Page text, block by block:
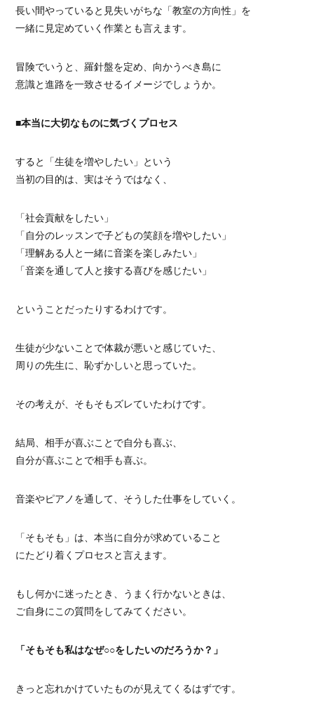
長い間やっていると見失いがちな「教室の方向性」を
一緒に見定めていく作業とも言えます。
冒険でいうと、羅針盤を定め、向かうべき島に
意識と進路を一致させるイメージでしょうか。
■本当に大切なものに気づくプロセス
すると「生徒を増やしたい」という
当初の目的は、実はそうではなく、
「社会貢献をしたい」
「自分のレッスンで子どもの笑顔を増やしたい」
「理解ある人と一緒に音楽を楽しみたい」
「音楽を通して人と接する喜びを感じたい」
ということだったりするわけです。
生徒が少ないことで体裁が悪いと感じていた、
周りの先生に、恥ずかしいと思っていた。
その考えが、そもそもズレていたわけです。
結局、相手が喜ぶことで自分も喜ぶ、
自分が喜ぶことで相手も喜ぶ。
音楽やピアノを通して、そうした仕事をしていく。
「そもそも」は、本当に自分が求めていること
にたどり着くプロセスと言えます。
もし何かに迷ったとき、うまく行かないときは、
ご自身にこの質問をしてみてください。
「そもそも私はなぜ○○をしたいのだろうか？」
きっと忘れかけていたものが見えてくるはずです。